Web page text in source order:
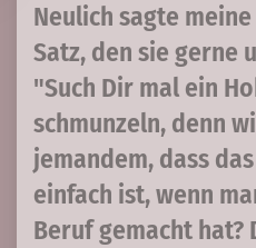
Neulich sagte
Satz, den sie gerne
"Such Dir mal ein
schmunzeln, denn
jemandem, dass
einfach ist, wenn
Beruf gemacht hat?